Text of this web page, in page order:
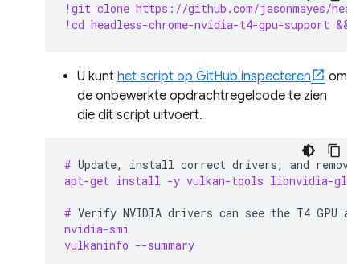
!git clone https://github.com/jasonmayes/
!cd headless-chrome-nvidia-t4-gpu-support
U kunt het script op GitHub inspecteren
om
de onbewerkte opdrachtregelcode te zien
die dit script uitvoert.
# Update, install correct drivers, and remove
apt-get install -y vulkan-tools libnvidia-gl-
# Verify NVIDIA drivers can see the T4 GPU
nvidia-smi
vulkaninfo --summary